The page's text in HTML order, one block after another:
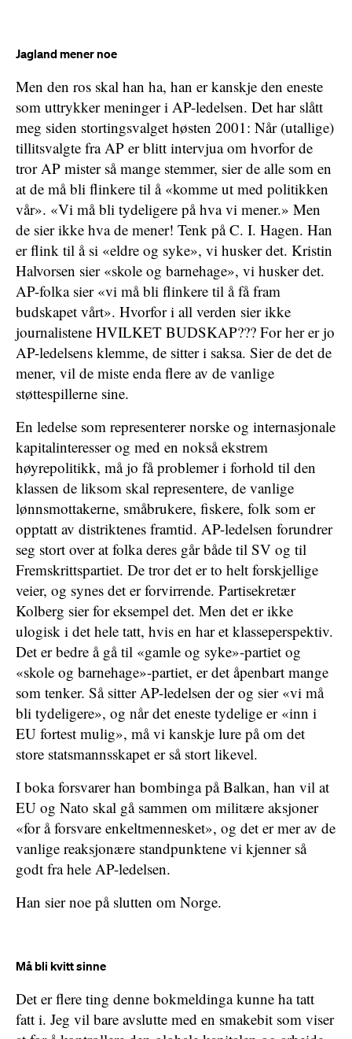
Jagland mener noe
Men den ros skal han ha, han er kanskje den eneste
som uttrykker meninger i AP-ledelsen. Det har slått
meg siden stortingsvalget høsten 2001: Når (utallige)
tillitsvalgte fra AP er blitt intervjua om hvorfor de
tror AP mister så mange stemmer, sier de alle som en
at de må bli flinkere til å «komme ut med politikken
vår». «Vi må bli tydeligere på hva vi mener.» Men
de sier ikke hva de mener! Tenk på C. I. Hagen. Han
er flink til å si «eldre og syke», vi husker det. Kristin
Halvorsen sier «skole og barnehage», vi husker det.
AP-folka sier «vi må bli flinkere til å få fram
budskapet vårt». Hvorfor i all verden sier ikke
journalistene HVILKET BUDSKAP??? For her er jo
AP-ledelsens klemme, de sitter i saksa. Sier de det de
mener, vil de miste enda flere av de vanlige
støttespillerne sine.
En ledelse som representerer norske og internasjonale
kapitalinteresser og med en nokså ekstrem
høyrepolitikk, må jo få problemer i forhold til den
klassen de liksom skal representere, de vanlige
lønnsmottakerne, småbrukere, fiskere, folk som er
opptatt av distriktenes framtid. AP-ledelsen forundrer
seg stort over at folka deres går både til SV og til
Fremskrittspartiet. De tror det er to helt forskjellige
veier, og synes det er forvirrende. Partisekretær
Kolberg sier for eksempel det. Men det er ikke
ulogisk i det hele tatt, hvis en har et klasseperspektiv.
Det er bedre å gå til «gamle og syke»-partiet og
«skole og barnehage»-partiet, er det åpenbart mange
som tenker. Så sitter AP-ledelsen der og sier «vi må
bli tydeligere», og når det eneste tydelige er «inn i
EU fortest mulig», må vi kanskje lure på om det
store statsmannsskapet er så stort likevel.
I boka forsvarer han bombinga på Balkan, han vil at
EU og Nato skal gå sammen om militære aksjoner
«for å forsvare enkeltmennesket», og det er mer av de
vanlige reaksjonære standpunktene vi kjenner så
godt fra hele AP-ledelsen.
Han sier noe på slutten om Norge.
Må bli kvitt sinne
Det er flere ting denne bokmeldinga kunne ha tatt
fatt i. Jeg vil bare avslutte med en smakebit som viser